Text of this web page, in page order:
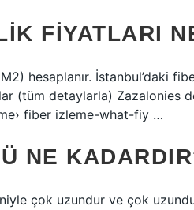
FIYATLARI
hesaplanır. İstanbul’daki
(tüm detaylarla) Zazalonies
fiber izleme-what-fiy …
NE
çok uzundur ve çok